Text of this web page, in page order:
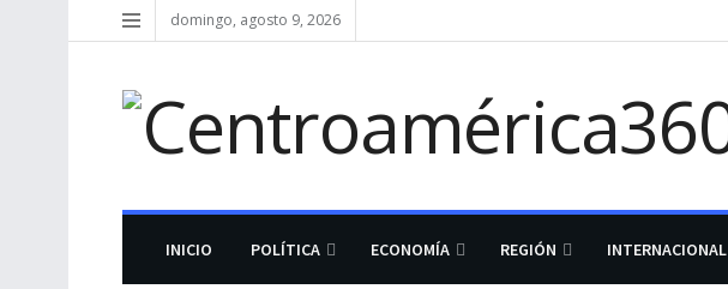
domingo, agosto 9, 2026
INICIO POLÍTICA ECONOMÍA REGIÓN INTERNACIONAL